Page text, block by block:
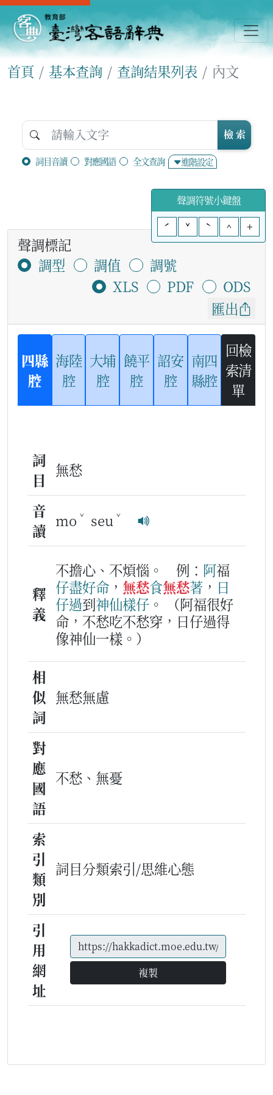
首頁 基本查詢 查詢結果列表 內文
詞目音讀 對應國語 全文查詢 進階設定
檢 索
聲調符號小鍵盤
ˊ
ˇ ˋ ^ +
聲調標記
調型
調值
調號
XLS
PDF
ODS
匯出
四縣
腔
海陸
腔
大埔
腔
饒平
腔
詔安
腔
南四
縣腔
回檢
索清
單
詞
目
無愁
音
讀
mo ˇ seu ˇ
釋
義
不擔心、不煩惱。 例： 阿福
仔盡好命 ， 無愁食無愁著 ， 日
仔過到神仙樣仔 。
（阿福很好
命，不愁吃不愁穿，日仔過得
像神仙一樣。）
相
似
詞
無愁無慮
對
應
國
語
不愁、無憂
索
引
類
別
詞目分類索引/思維心態
引
用
網
址
複製